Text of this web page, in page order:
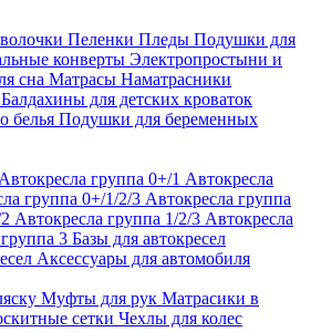
Пеленки Пледы Подушки для
конверты Электропростыни и
сна Матрасы Наматрасники
Балдахины для детских кроваток
белья Подушки для беременных
Автокресла группа 0+/1 Автокресла
группа 0+/1/2/3 Автокресла группа
Автокресла группа 1/2/3 Автокресла
3 Базы для автокресел
Аксессуары для автомобиля
Муфты для рук Матрасики в
сетки Чехлы для колес